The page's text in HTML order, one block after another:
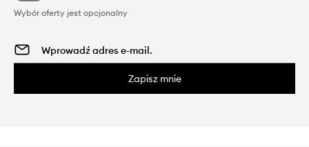
Wybór oferty jest opcjonalny
Zapisz mnie